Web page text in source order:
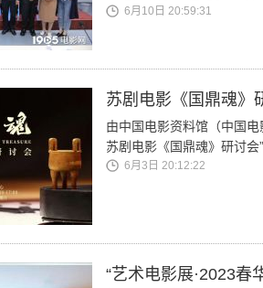
6月10日 20:59:31
苏剧电影《国鼎魂》
由中国电影资料馆（中国
苏剧电影《国鼎魂》研讨会
6月3日 20:12:22
“艺术电影展·2023